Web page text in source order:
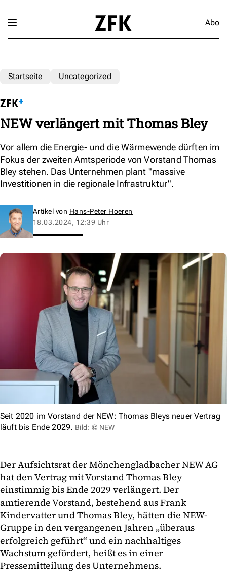
Abo
Startseite Uncategorized
NEW verlängert mit Thomas Bley
Vor allem die Energie- und die Wärmewende dürften im
Fokus der zweiten Amtsperiode von Vorstand Thomas
Bley stehen. Das Unternehmen plant "massive
Investitionen in die regionale Infrastruktur".
Artikel von Hans-Peter Hoeren
18.03.2024, 12:39 Uhr
Seit 2020 im Vorstand der NEW: Thomas Bleys neuer Vertrag
läuft bis Ende 2029. Bild: © NEW
Der Aufsichtsrat der Mönchengladbacher NEW AG
hat den Vertrag mit Vorstand Thomas Bley
einstimmig bis Ende 2029 verlängert. Der
amtierende Vorstand, bestehend aus Frank
Kindervatter und Thomas Bley, hätten die NEW-
Gruppe in den vergangenen Jahren „überaus
erfolgreich geführt“ und ein nachhaltiges
Wachstum gefördert, heißt es in einer
Pressemitteilung des Unternehmens.